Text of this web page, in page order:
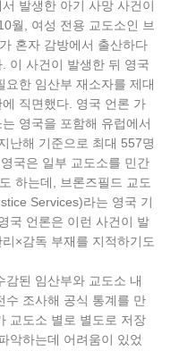
발생한 아기 사망 사건이
월, 여성 전용 교도소인 브
혼자 감방에서 출산하다
이 사건이 발생한 뒤 영국
한 임산부 재소자를 제대
직면했다. 영국 언론 가
영국을 포함해 유럽에서
난해 기준으로 최대 557명
국은 일부 교도소를 민간
하는데, 브론즈필드 교도
Services)라는 영국 기
국 언론은 이런 사건이 발
×감독 부재를 지적하기도
감된 임산부와 교도소 내
수 조사해 공식 통계를 만
교도소 별로 별도로 저장
악하는데 어려움이 있었